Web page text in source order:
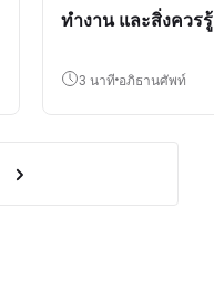
ทำงาน และสิ่งควรรู้
3 นาที อภิธานศัพท์